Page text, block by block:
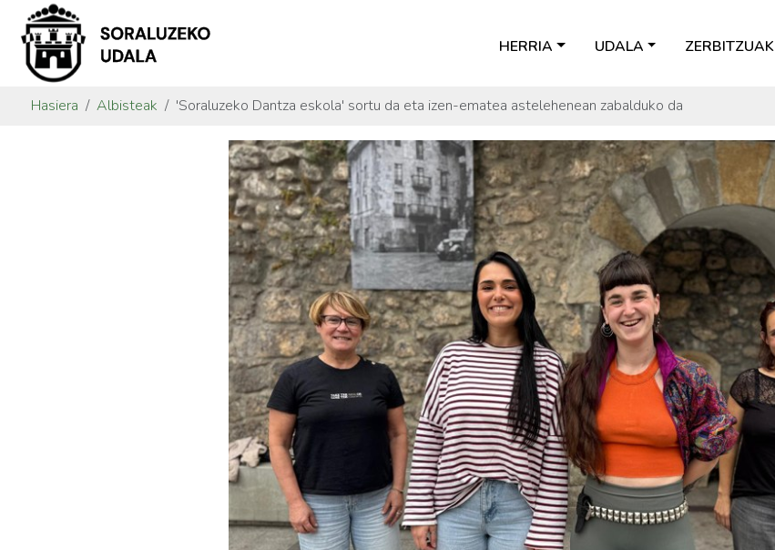
HERRIA UDALA ZERBITZUAK
Hasiera Albisteak 'Soraluzeko Dantza eskola' sortu da eta izen-ematea astelehenean zabalduko da